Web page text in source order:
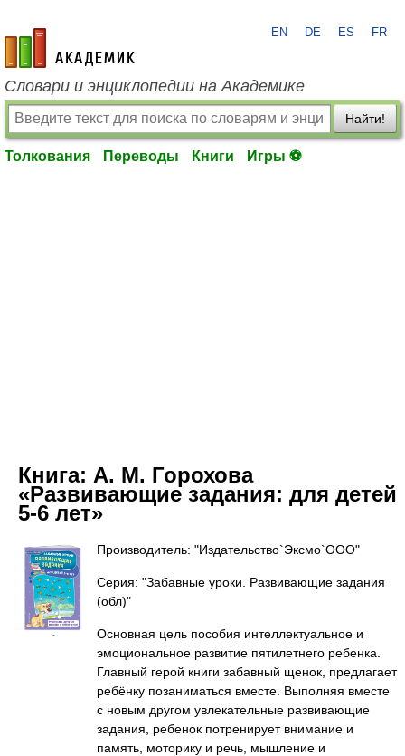
academic.ru
EN DE ES FR
Словари и энциклопедии на Академике
Найти!
Толкования Переводы Книги Игры ⚽
Книга: А. М. Горохова
«Развивающие задания: для детей
5-6 лет»
Производитель: "Издательство`Эксмо`ООО"
Серия: "Забавные уроки. Развивающие задания
(обл)"
Основная цель пособия интеллектуальное и
эмоциональное развитие пятилетнего ребенка.
Главный герой книги забавный щенок, предлагает
ребёнку позаниматься вместе. Выполняя вместе
с новым другом увлекательные развивающие
задания, ребенок потренирует внимание и
память, моторику и речь, мышление и